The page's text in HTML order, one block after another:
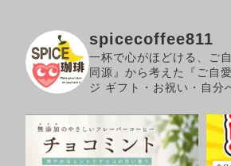
spicecoffee811
一杯で心がほどける、ご
同源』から考えた『ご自
ジ ギフト・お祝い・自